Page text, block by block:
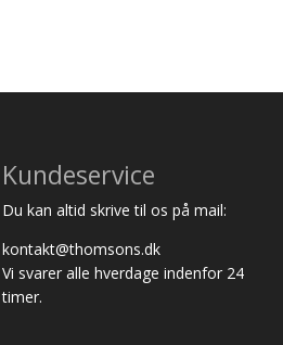
Kundeservice
Du kan altid skrive til os på mail:
kontakt@thomsons.dk
Vi svarer alle hverdage indenfor 24
timer.